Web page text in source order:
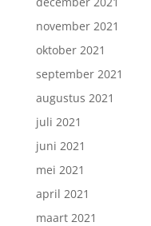
november 2021
oktober 2021
september 2021
augustus 2021
juli 2021
juni 2021
mei 2021
april 2021
maart 2021